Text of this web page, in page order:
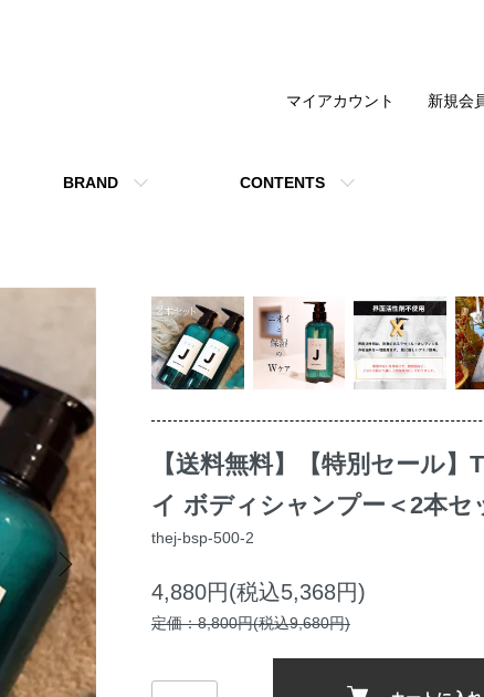
BRAND CONTENTS
マイアカウント 新規会
【送料無料】【特別セール】
イ ボディシャンプー＜2本セ
thej-bsp-500-2
4,880円(税込5,368円)
定価：8,800円(税込9,680円)